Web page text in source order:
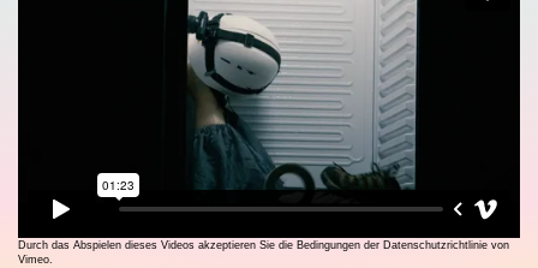
Durch das Abspielen dieses Videos akzeptieren Sie die Bedingungen der Datenschutzrichtlinie von
Vimeo.